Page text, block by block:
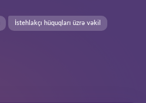
İstehlakçı hüquqları üzrə vəkil